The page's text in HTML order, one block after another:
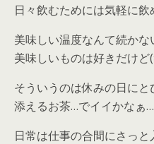
日々飲むためには気軽に飲
美味しい温度なんて続かな
美味しいものは好きだけど
そういうのは休みの日に
添えるお茶…でイイかなぁ…
日常は仕事の合間にさっ